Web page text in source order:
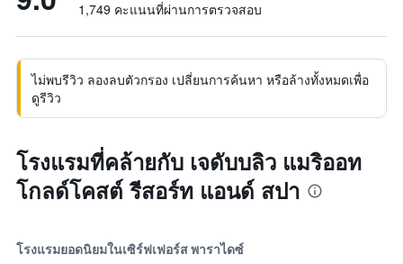
1,749 คะแนนที่ผ่านการตรวจสอบ
ไม่พบรีวิว ลองลบตัวกรอง เปลี่ยนการค้นหา หรือล้างทั้งหมดเพื่อ
ดูรีวิว
โรงแรมที่คล้ายกับ เจดับบลิว แมริออท
โกลด์โคสต์ รีสอร์ท แอนด์ สปา
โรงแรมยอดนิยมในเซิร์ฟเฟอร์ส พาราไดซ์